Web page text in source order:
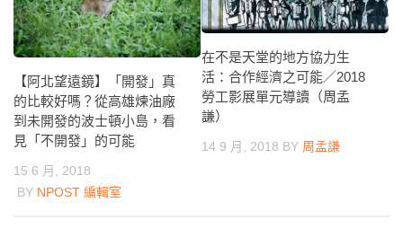
【阿北望遠鏡】「開發」真
的比較好嗎？從高雄煉油廠
到未開發的波士頓小島，看
見「不開發」的可能
15 6 月, 2018
BY NPOST 編輯室
在不是天堂的地方協力生
活：合作經濟之可能／2018
勞工影展單元導讀（周孟
謙）
14 9 月, 2018 BY 周孟謙